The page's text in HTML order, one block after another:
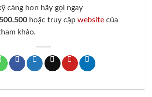
càng hơn hãy gọi ngay
hoặc truy cập website của
khảo.